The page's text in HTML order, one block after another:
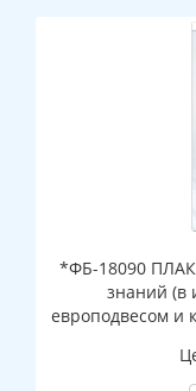
*ФБ-18090
знаний (в
европодвесом и